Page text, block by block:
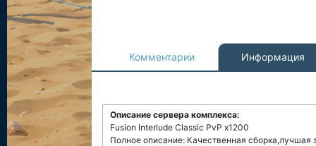
Комментарии Информация
Описание сервера комплекса:
Fusion Interlude Classic PvP x1200
Полное описание: Качественная сборка,лучшая